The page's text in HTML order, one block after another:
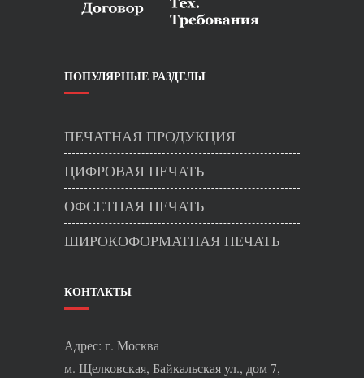
ПОПУЛЯРНЫЕ РАЗДЕЛЫ
ПЕЧАТНАЯ ПРОДУКЦИЯ
ЦИФРОВАЯ ПЕЧАТЬ
ОФСЕТНАЯ ПЕЧАТЬ
ШИРОКОФОРМАТНАЯ ПЕЧАТЬ
КОНТАКТЫ
Адрес: г. Москва
м. Щелковская, Байкальская ул., дом 7,